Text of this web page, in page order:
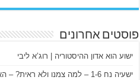
פוסטים אחרונים
ישוע הוא אדון ההיסטוריה | רוג’א ליבי
ישעיה נח 1-6 – למה צמנו ולא ראית? – האח מיכאל בנטלי